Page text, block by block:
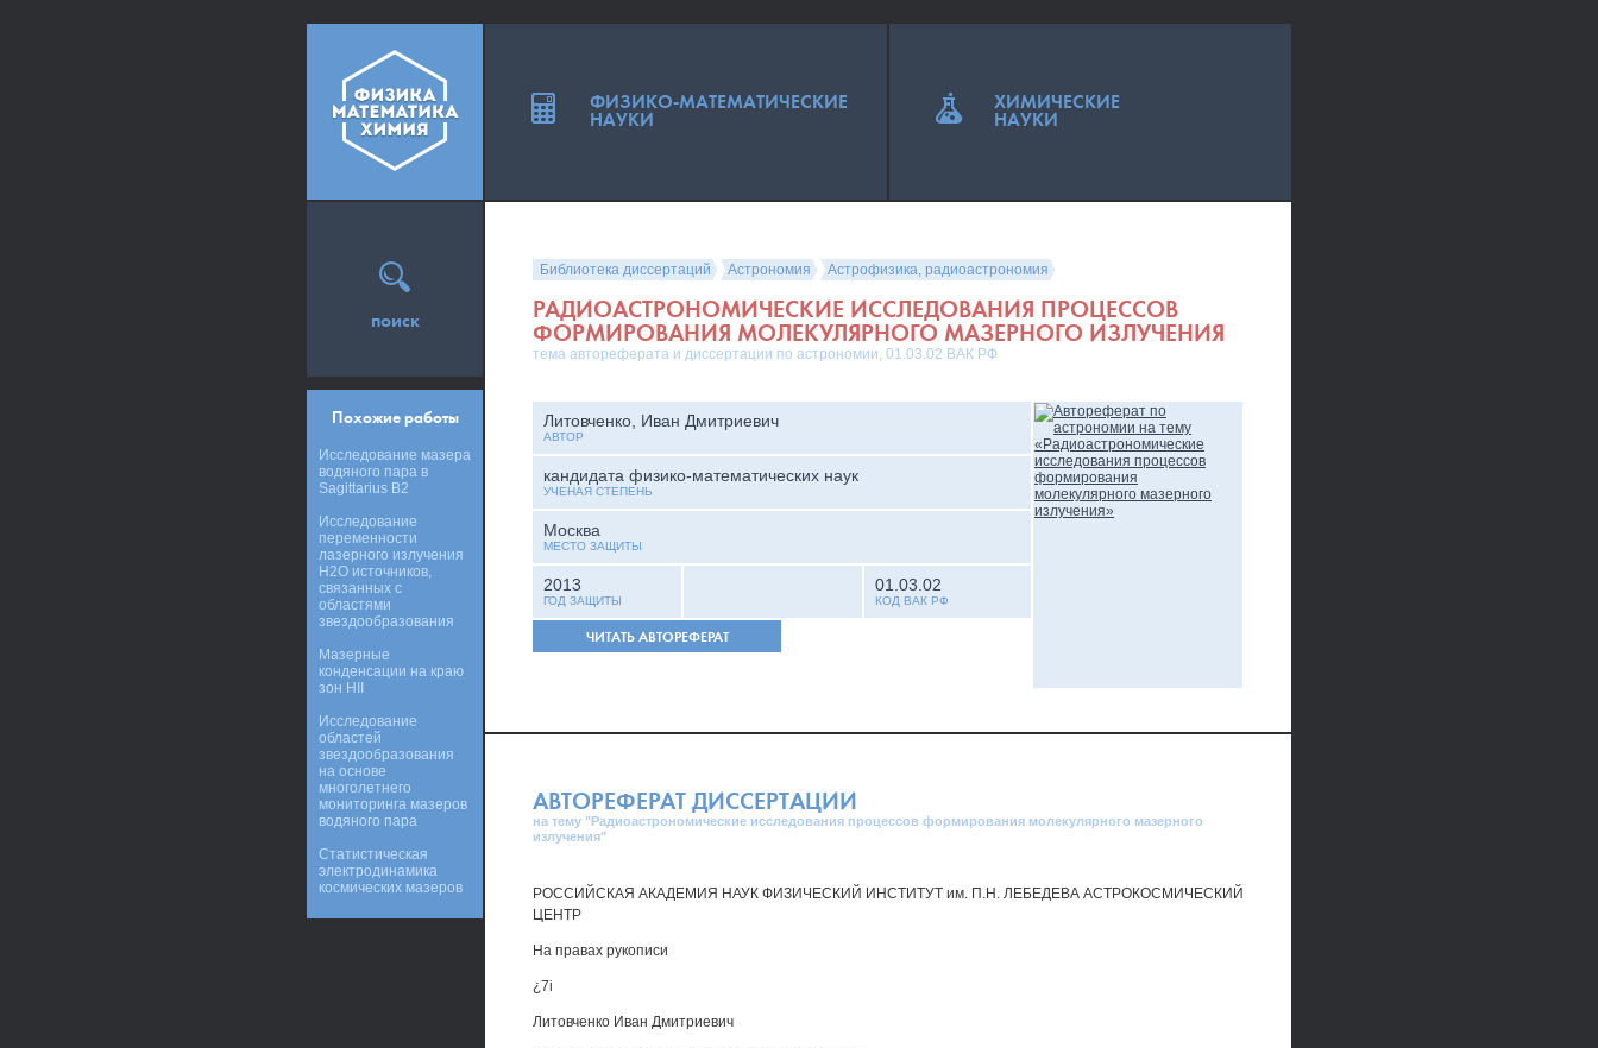
Библиотека диссертаций Астрономия Астрофизика, радиоастрономия
РАДИОАСТРОНОМИЧЕСКИЕ ИССЛЕДОВАНИЯ ПРОЦЕССОВ
ФОРМИРОВАНИЯ МОЛЕКУЛЯРНОГО МАЗЕРНОГО ИЗЛУЧЕНИЯ
тема автореферата и диссертации по астрономии, 01.03.02 ВАК РФ
Литовченко, Иван Дмитриевич
АВТОР
кандидата физико-математических наук
УЧЕНАЯ СТЕПЕНЬ
Москва
МЕСТО ЗАЩИТЫ
2013
ГОД ЗАЩИТЫ
01.03.02
КОД ВАК РФ
ЧИТАТЬ АВТОРЕФЕРАТ
АВТОРЕФЕРАТ ДИССЕРТАЦИИ
на тему "Радиоастрономические исследования процессов формирования молекулярного мазерного
излучения"
РОССИЙСКАЯ АКАДЕМИЯ НАУК ФИЗИЧЕСКИЙ ИНСТИТУТ им. П.Н. ЛЕБЕДЕВА АСТРОКОСМИЧЕСКИЙ
ЦЕНТР
На правах рукописи
¿7і
Литовченко Иван Дмитриевич
поиск
Похожие работы
Исследование мазера
водяного пара в
Sagittarius B2
Исследование
переменности
лазерного излучения
Н2О источников,
связанных с
областями
звездообразования
Мазерные
конденсации на краю
зон HII
Исследование
областей
звездообразования
на основе
многолетнего
мониторинга мазеров
водяного пара
Статистическая
электродинамика
космических мазеров
ФИЗИКО-МАТЕМАТИЧЕСКИЕ
НАУКИ
ХИМИЧЕСКИЕ
НАУКИ